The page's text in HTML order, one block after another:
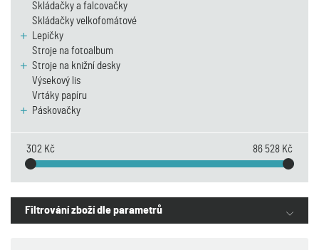
Skládačky a falcovačky
Skládačky velkofomátové
Lepičky
Stroje na fotoalbum
Stroje na knižní desky
Výsekový lis
Vrtáky papíru
Páskovačky
302 Kč 86 528 Kč
Filtrování zboží dle parametrů